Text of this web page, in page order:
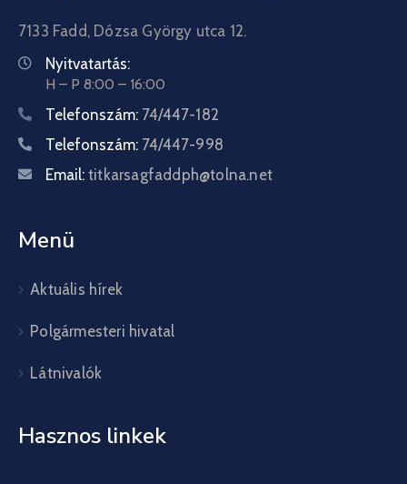
7133 Fadd, Dózsa György utca 12.
Nyitvatartás:
H – P 8:00 – 16:00
Telefonszám: 74/447-182
Telefonszám: 74/447-998
Email: titkarsagfaddph@tolna.net
Menü
Aktuális hírek
Polgármesteri hivatal
Látnivalók
Hasznos linkek